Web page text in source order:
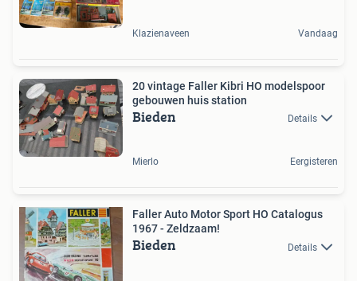
Klazienaveen Vandaag
20 vintage Faller Kibri HO modelspoor
gebouwen huis station
Bieden Details
Mierlo Eergisteren
Faller Auto Motor Sport HO Catalogus
1967 - Zeldzaam!
Bieden Details